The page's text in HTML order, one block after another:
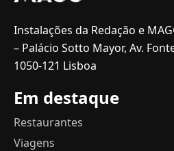
Instalações da Redação e
– Palácio Sotto Mayor, Av.
1050-121 Lisboa
Em destaque
Restaurantes
Viagens